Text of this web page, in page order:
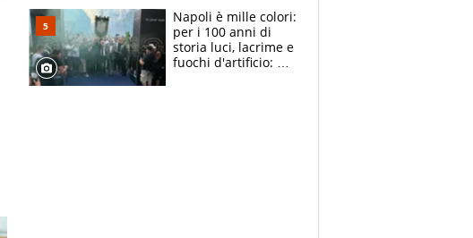
bigliettini
Napoli è mille colori:
per i 100 anni di
storia luci, lacrime e
fuochi d'artificio: De